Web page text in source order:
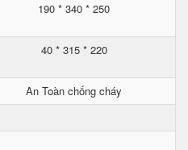
190 * 340 * 250
40 * 315 * 220
An Toàn chống cháy